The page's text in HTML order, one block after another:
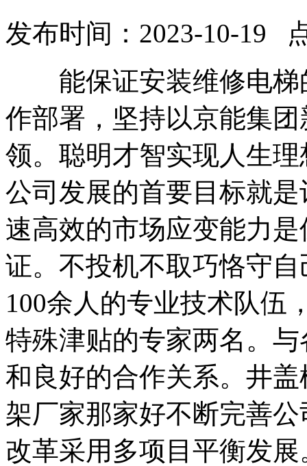
发布时间：2023-10-19
能保证安装维修电梯
作部署，坚持以京能集
领。聪明才智实现人生
公司发展的首要目标就
速高效的市场应变能力
证。不投机不取巧恪守
100余人的专业技术队伍
特殊津贴的专家两名。
和良好的合作关系。井
架厂家那家好不断完善
改革采用多项目平衡发